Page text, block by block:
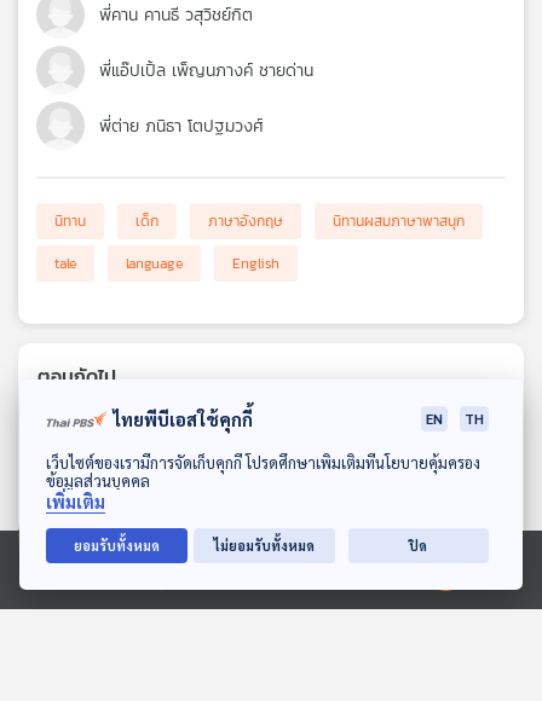
ดาวน์โหลด Thai PBS Podcast Application
Ⓒ 2020 องค์การกระจายเสียงและแพร่ภาพสาธารณะแห่งประเทศไทย
พี่คาน คานธี วสุวิชย์กิต
พี่แอ๊ปเปิ้ล เพ็ญนภางค์ ชายด่าน
พี่ต่าย ภนิธา โตปฐมวงศ์
นิทาน เด็ก ภาษาอังกฤษ
นิทานผสมภาษาพาสนุก
tale
language English
ตอนถัดไป
09:45 09:45
ไทยพีบีเอสใช้คุกกี้ EN TH
เว็บไซต์ของเรามีการจัดเก็บคุกกี้ โปรดศึกษาเพิ่มเติมที่นโยบายคุ้มครอง
ข้อมูลส่วนบุคคล
เพิ่มเติม
ยอมรับทั้งหมด ไม่ยอมรับทั้งหมด ปิด